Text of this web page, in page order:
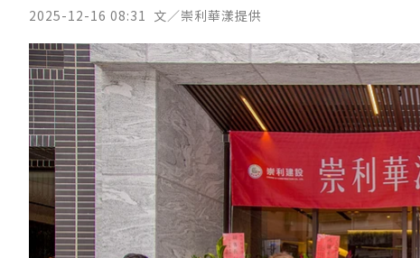
2025-12-16 08:31 文／崇利華漾提供